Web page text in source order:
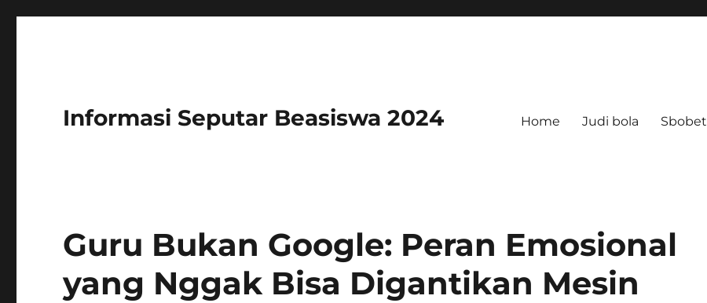
Informasi Seputar Beasiswa 2024 Home Judi bola Sbobet
Guru Bukan Google: Peran Emosional
yang Nggak Bisa Digantikan Mesin